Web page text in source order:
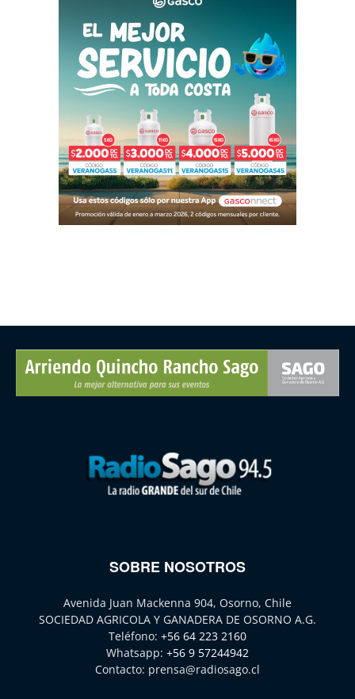
SOBRE NOSOTROS
Avenida Juan Mackenna 904, Osorno, Chile
SOCIEDAD AGRICOLA Y GANADERA DE OSORNO A.G.
Teléfono: +56 64 223 2160
Whatsapp: +56 9 57244942
Contacto: prensa@radiosago.cl